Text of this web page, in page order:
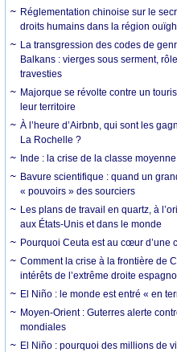
Réglementation chinoise sur le
droits humains dans la région
La transgression des codes de
Balkans : vierges sous serment,
travesties
Majorque se révolte contre un
leur territoire
À l’heure d’Airbnb, qui sont les
La Rochelle ?
Inde : la crise de la classe
Bavure scientifique : quand un
« pouvoirs » des sourciers
Les plans de travail en quartz, à
aux États-Unis et dans le monde
Pourquoi Ceuta est au cœur d’une
Comment la crise à la frontière de
intérêts de l’extrême droite
El Niño : le monde est entré « en
Moyen-Orient : Guterres alerte
mondiales
El Niño : pourquoi des millions de